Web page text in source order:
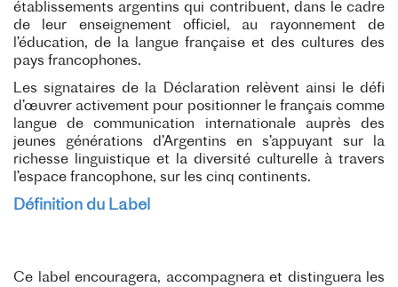
établissements argentins qui contribuent, dans le cadre
de leur enseignement officiel, au rayonnement de
l’éducation, de la langue française et des cultures des
pays francophones.
Les signataires de la Déclaration relèvent ainsi le défi
d’œuvrer activement pour positionner le français comme
langue de communication internationale auprès des
jeunes générations d’Argentins en s’appuyant sur la
richesse linguistique et la diversité culturelle à travers
l’espace francophone, sur les cinq continents.
Définition du Label
Ce label encouragera, accompagnera et distinguera les